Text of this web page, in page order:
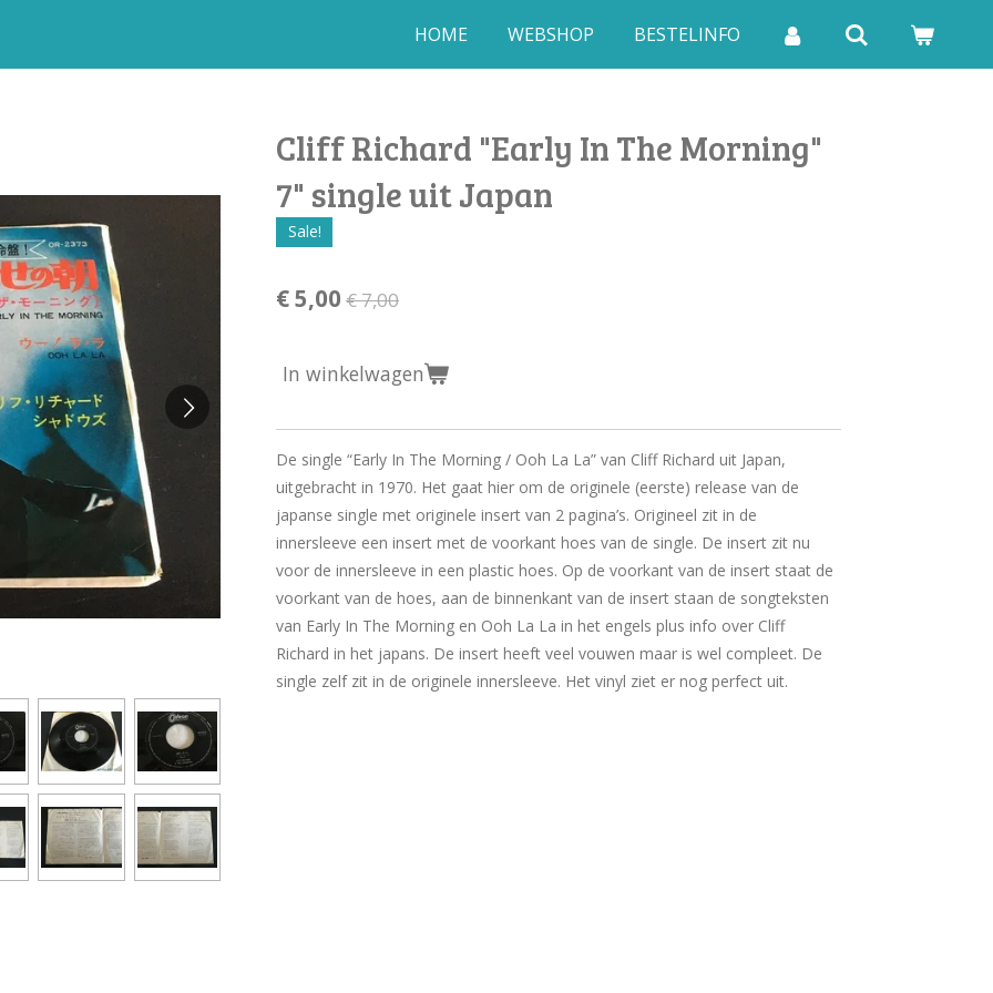
HOME WEBSHOP BESTELINFO
Cliff Richard "Early In The Morning"
7" single uit Japan
Sale!
€ 5,00 € 7,00
In winkelwagen
De single “Early In The Morning / Ooh La La” van Cliff Richard uit Japan,
uitgebracht in 1970. Het gaat hier om de originele (eerste) release van de
japanse single met originele insert van 2 pagina’s. Origineel zit in de
innersleeve een insert met de voorkant hoes van de single. De insert zit nu
voor de innersleeve in een plastic hoes. Op de voorkant van de insert staat de
voorkant van de hoes, aan de binnenkant van de insert staan de songteksten
van Early In The Morning en Ooh La La in het engels plus info over Cliff
Richard in het japans. De insert heeft veel vouwen maar is wel compleet. De
single zelf zit in de originele innersleeve. Het vinyl ziet er nog perfect uit.